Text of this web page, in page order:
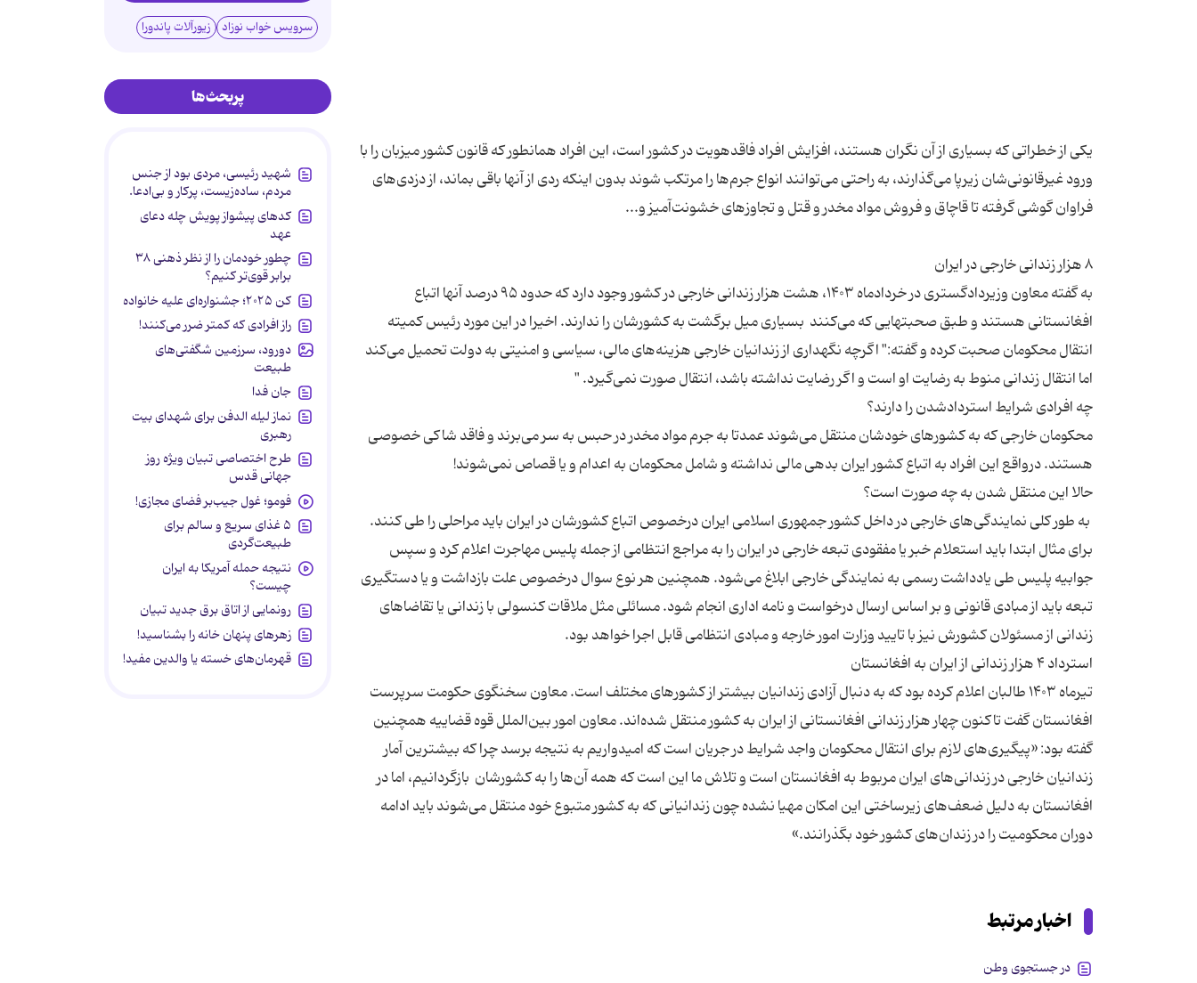
یکی از خطراتی که بسیاری از آن نگران هستند، افزایش افراد فاقدهویت در کشور است، این افراد همانطور که قانون کشور میزبان را با
ورود غیرقانونی‌شان زیرپا می‌گذارند، به راحتی می‌توانند انواع جرم‌ها را مرتکب شوند بدون اینکه ردی از آنها باقی بماند، از دزدی‌های
به گفته معاون وزیردادگستری در خردادماه ۱۴۰۳، هشت هزار زندانی خارجی در کشور وجود دارد که حدود ۹۵ درصد آنها اتباع
افغانستانی هستند و طبق صحبتهایی که می‌کنند بسیاری میل برگشت به کشورشان را ندارند. اخیرا در این مورد رئیس کمیته
انتقال محکومان صحبت کرده و گفته:" اگرچه نگهداری از زندانیان خارجی هزینه‌های مالی، سیاسی و امنیتی به دولت تحمیل می‌کند
محکومان خارجی که به کشورهای خودشان منتقل می‌شوند عمدتا به جرم مواد مخدر در حبس به سر می‌برند و فاقد شاکی خصوصی
به طور کلی نمایندگی‌های خارجی در داخل کشور جمهوری اسلامی ایران درخصوص اتباع کشورشان در ایران باید مراحلی را طی کنند.
برای مثال ابتدا باید استعلام خبر یا مفقودی تبعه خارجی در ایران را به مراجع انتظامی از جمله پلیس مهاجرت اعلام کرد و سپس
جوابیه پلیس طی یادداشت رسمی به نمایندگی خارجی ابلاغ می‌شود. همچنین هر نوع سوال درخصوص علت بازداشت و یا دستگیری
تبعه باید از مبادی قانونی و بر اساس ارسال درخواست و نامه اداری انجام شود. مسائلی مثل ملاقات کنسولی با زندانی یا تقاضاهای
تیرماه ۱۴۰۳ طالبان اعلام کرده بود که به دنبال آزادی زندانیان بیشتر از کشورهای مختلف است. معاون سخنگوی حکومت سرپرست
افغانستان گفت تاکنون چهار هزار زندانی افغانستانی از ایران به کشور منتقل شده‌اند. معاون امور بین‌الملل قوه قضاییه همچنین
گفته بود: «پیگیری‌های لازم برای انتقال محکومان واجد شرایط در جریان است که امیدواریم به نتیجه برسد چرا که بیشترین آمار
زندانیان خارجی در زندانی‌های ایران مربوط به افغانستان است و تلاش ما این است که همه آن‌ها را به کشورشان بازگردانیم، اما در
افغانستان به دلیل ضعف‌های زیرساختی این امکان مهیا نشده چون زندانیانی که به کشور متبوع خود منتقل می‌شوند باید ادامه
دوران محکومیت را در زندان‌های کشور خود بگذرانند.»
اخبار مرتبط
در جستجوی وطن
سرویس خواب نوزاد زیورآلات پاندورا
پربحث‌ها
شهید رئیسی، مردی بود از جنس
مردم، ساده‌زیست، پرکار و بی‌ادعا.
کدهای پیشواز پویش چله دعای
عهد
چطور خودمان را از نظر ذهنی ۳۸
برابر قوی‌تر کنیم؟
کن ۲۰۲۵؛ جشنواره‌ای علیه خانواده
راز افرادی که کمتر ضرر می‌کنند!
دورود، سرزمین شگفتی‌های
طبیعت
جان فدا
نماز لیله الدفن برای شهدای بیت
رهبری
طرح اختصاصی تبیان ویژه روز
جهانی قدس
فومو؛ غول جیب‌بر فضای مجازی!
۵ غذای سریع و سالم برای
طبیعت‌گردی
نتیجه حمله آمریکا به ایران
چیست؟
رونمایی از اتاق برق جدید تبیان
زهرهای پنهان خانه را بشناسید!
قهرمان‌های خسته یا والدین مفید!